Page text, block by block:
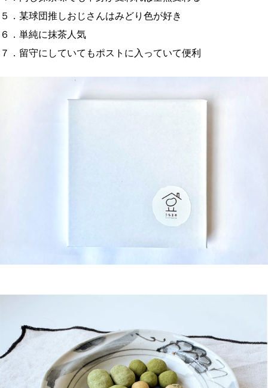
５．某球団推しおじさんはみどり色が好き
６．単純に抹茶人気
７．留守にしていてもポストに入っていて便利